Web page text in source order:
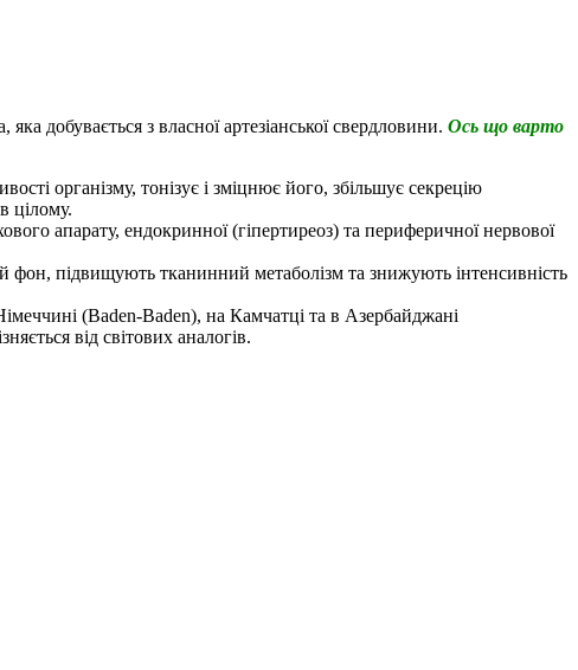
добувається з власної артезіанської свердловини. Ось що варто
організму, тонізує і зміцнює його, збільшує секрецію
цілому.
апарату, ендокринної (гіпертиреоз) та периферичної нервової
підвищують тканинний метаболізм та знижують інтенсивність
(Baden-Baden), на Камчатці та в Азербайджані
від світових аналогів.